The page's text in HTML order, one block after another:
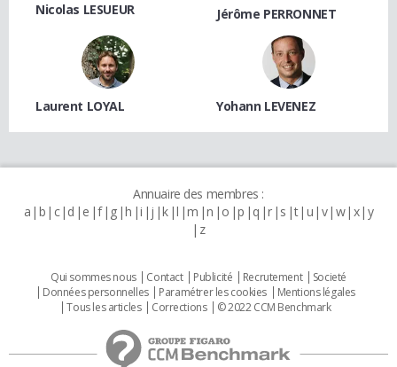
Nicolas LESUEUR Jérôme PERRONNET
Laurent LOYAL Yohann LEVENEZ
Annuaire des membres :
a b c d e f g h i j k l m n o p q r s t u v w x y
z
Qui sommes nous Contact Publicité Recrutement
Societé
Données personnelles
Paramétrer les cookies
Mentions légales
Tous les articles
Corrections © 2022 CCM Benchmark